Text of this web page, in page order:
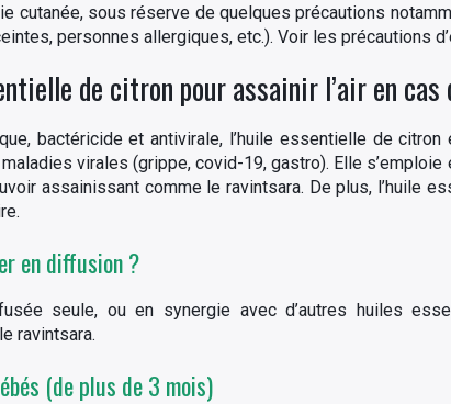
cutanée, sous réserve de quelques précautions
personnes allergiques, etc.). Voir les précautions
de citron pour assainir l’air en
bactéricide et antivirale, l’huile essentielle de
virales (grippe, covid-19, gastro). Elle
assainissant comme le ravintsara. De plus, l’huile
en diffusion ?
seule, ou en synergie avec d’autres huiles
ravintsara.
(de plus de 3 mois)